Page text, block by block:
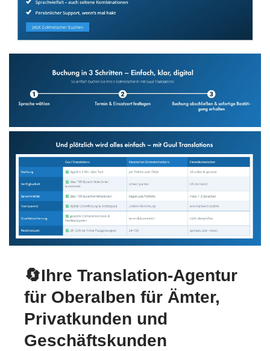
🔄Ihre Translation-Agentur
für Oberalben für Ämter,
Privatkunden und
Geschäftskunden